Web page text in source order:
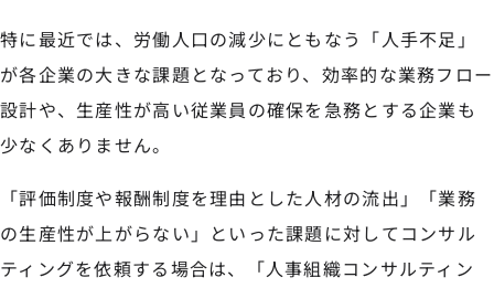
特に最近では、労働人口の減少にともなう「人手不足」
が各企業の大きな課題となっており、効率的な業務フロー
設計や、生産性が高い従業員の確保を急務とする企業も
少なくありません。
「評価制度や報酬制度を理由とした人材の流出」「業務
の生産性が上がらない」といった課題に対してコンサル
ティングを依頼する場合は、「人事組織コンサルティン